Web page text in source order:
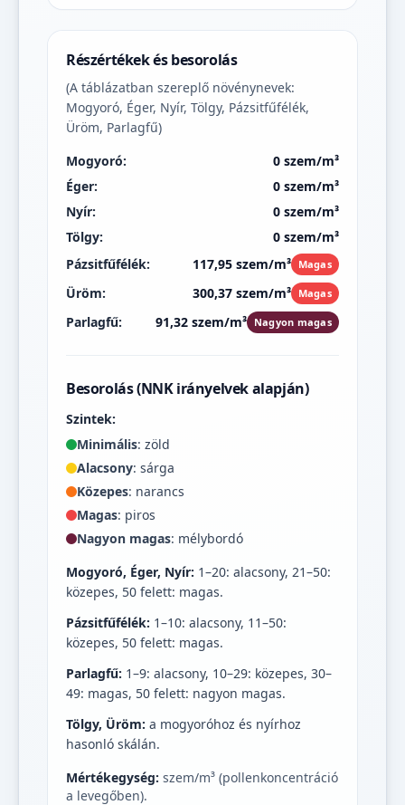
Részértékek és besorolás
(A táblázatban szereplő növénynevek:
Mogyoró, Éger, Nyír, Tölgy, Pázsitfűfélék,
Üröm, Parlagfű)
Mogyoró:
0 szem/m³
Éger:
0 szem/m³
Nyír:
0 szem/m³
Tölgy:
0 szem/m³
Pázsitfűfélék:
117,95 szem/m³ Magas
Üröm: 300,37 szem/m³ Magas
Parlagfű: 91,32 szem/m³ Nagyon magas
Besorolás (NNK irányelvek alapján)
Szintek:
Minimális: zöld
Alacsony: sárga
Közepes: narancs
Magas: piros
Nagyon magas: mélybordó
Mogyoró, Éger, Nyír: 1–20: alacsony, 21–50:
közepes, 50 felett: magas.
Pázsitfűfélék: 1–10: alacsony, 11–50:
közepes, 50 felett: magas.
Parlagfű: 1–9: alacsony, 10–29: közepes, 30–
49: magas, 50 felett: nagyon magas.
Tölgy, Üröm: a mogyoróhoz és nyírhoz
hasonló skálán.
Mértékegység: szem/m³ (pollenkoncentráció
a levegőben).